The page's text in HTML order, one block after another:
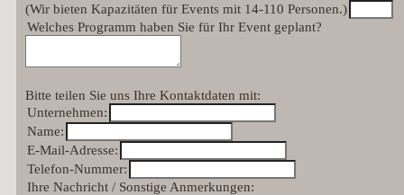
(Wir bieten Kapazitäten für Events mit 14-110 Personen.)
Welches Programm haben Sie für Ihr Event geplant?
Bitte teilen Sie uns Ihre Kontaktdaten mit:
Unternehmen:
Name:
E-Mail-Adresse:
Telefon-Nummer:
Ihre Nachricht / Sonstige Anmerkungen: